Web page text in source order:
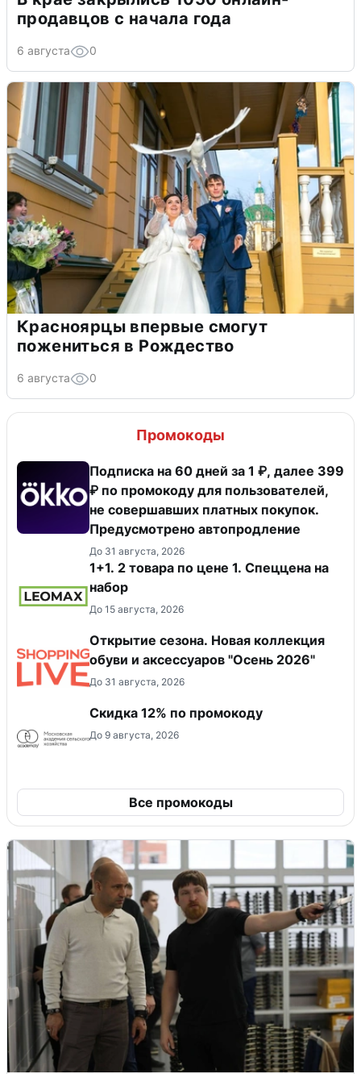
продавцов с начала года
6 августа 0
Красноярцы впервые смогут
пожениться в Рождество
6 августа 0
Промокоды
Подписка на 60 дней за 1 ₽, далее 399
₽ по промокоду для пользователей,
не совершавших платных покупок.
Предусмотрено автопродление
До 31 августа, 2026
1+1. 2 товара по цене 1. Спеццена на
набор
До 15 августа, 2026
Открытие сезона. Новая коллекция
обуви и аксессуаров "Осень 2026"
До 31 августа, 2026
Скидка 12% по промокоду
До 9 августа, 2026
Все промокоды